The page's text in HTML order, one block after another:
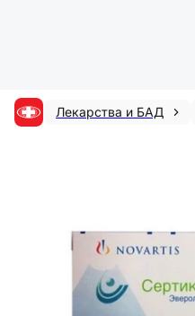
Лекарства и БАД